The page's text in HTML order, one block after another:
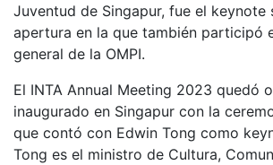
Juventud de Singapur, fue el keynote
apertura en la que también participó
general de la OMPI.
El INTA Annual Meeting 2023 quedó
inaugurado en Singapur con la
que contó con Edwin Tong como
Tong es el ministro de Cultura,